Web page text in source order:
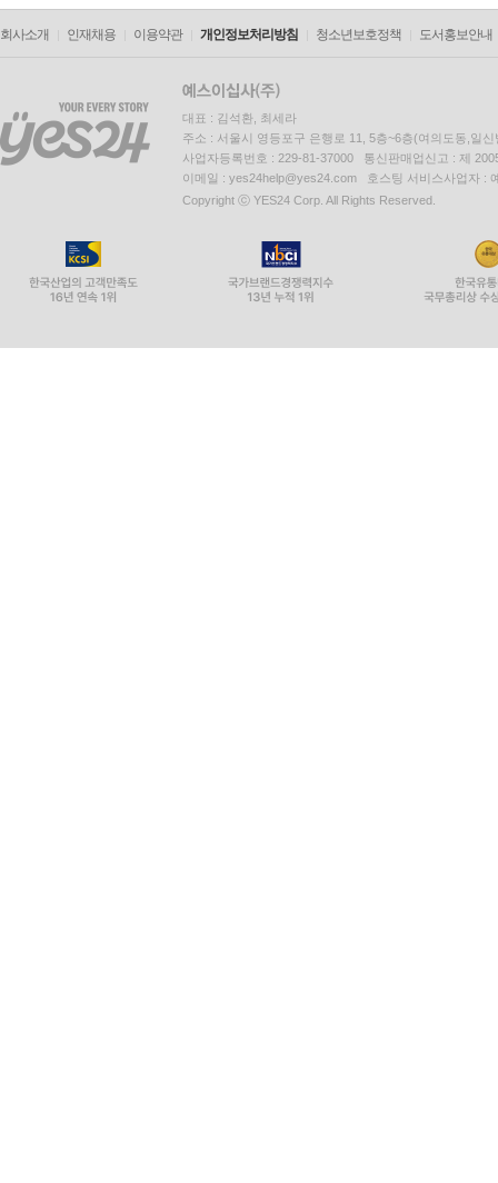
회사소개 인재채용 이용약관 개인정보처리방침 청소년보호정책 도서홍보안내
대표 : 김석환, 최세라
주소 : 서울시 영등포구 은행로 11, 5층~6층(여의도동,일신
사업자등록번호 : 229-81-37000 통신판매업신고 : 제
이메일 : yes24help@yes24.com 호스팅 서비스사업자 :
Copyright ⓒ YES24 Corp. All Rights Reserved.